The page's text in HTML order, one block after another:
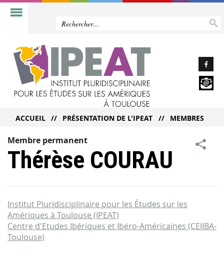
ACCUEIL PRÉSENTATION DE L'IPEAT MEMBRES
Membre permanent
Thérèse COURAU
Institut Pluridisciplinaire pour les Études sur les
Amériques à Toulouse (IPEAT)
Centre d'Etudes Ibériques et Ibéro-Américaines (CEIIBA-
Toulouse)